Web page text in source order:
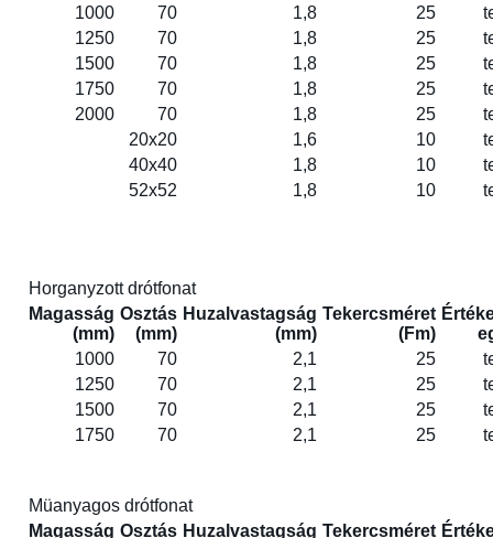
1000
70 1,8 25
1250
70 1,8 25
1500
70 1,8 25
1750
70 1,8 25
2000
70 1,8 25
20x20
1,6 10
40x40
1,8 10
52x52
1,8 10
Horganyzott drótfonat
Magasság
(mm)
Osztás
(mm)
Huzalvastagság
(mm)
Tekercsméret
(Fm)
1000
70 2,1 25
1250
70 2,1 25
1500
70 2,1 25
1750
70 2,1 25
Müanyagos drótfonat
Magasság Osztás Huzalvastagság Tekercsméret